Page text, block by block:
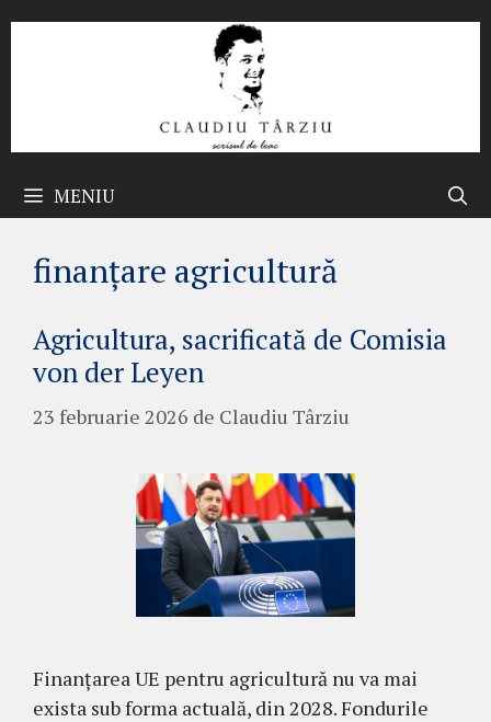
MENIU
finanțare agricultură
Agricultura, sacrificată de Comisia
von der Leyen
23 februarie 2026 de Claudiu Târziu
Finanțarea UE pentru agricultură nu va mai
exista sub forma actuală, din 2028. Fondurile